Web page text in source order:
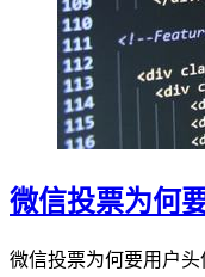
微信投票为何
微信投票为何要用户